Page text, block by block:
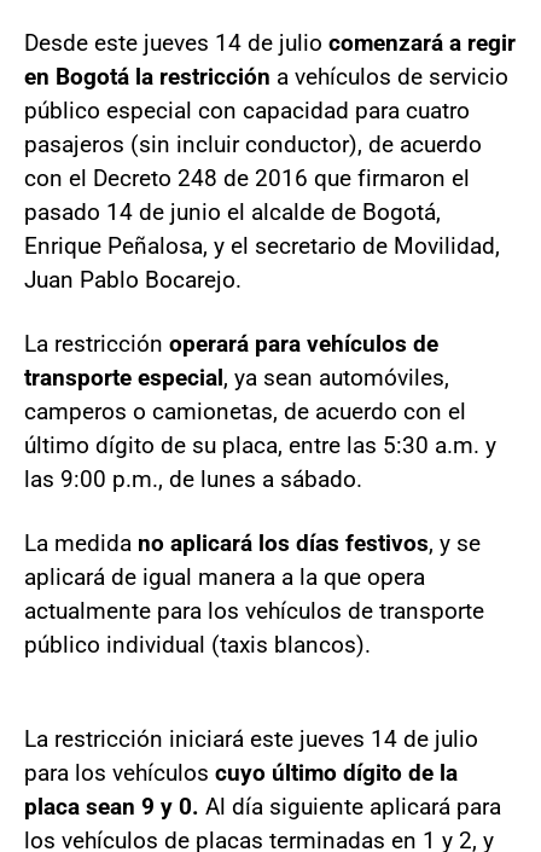
Desde este jueves 14 de julio comenzará a regir
en Bogotá la restricción a vehículos de servicio
público especial con capacidad para cuatro
pasajeros (sin incluir conductor), de acuerdo
con el Decreto 248 de 2016 que firmaron el
pasado 14 de junio el alcalde de Bogotá,
Enrique Peñalosa, y el secretario de Movilidad,
Juan Pablo Bocarejo.
La restricción operará para vehículos de
transporte especial, ya sean automóviles,
camperos o camionetas, de acuerdo con el
último dígito de su placa, entre las 5:30 a.m. y
las 9:00 p.m., de lunes a sábado.
La medida no aplicará los días festivos, y se
aplicará de igual manera a la que opera
actualmente para los vehículos de transporte
público individual (taxis blancos).
La restricción iniciará este jueves 14 de julio
para los vehículos cuyo último dígito de la
placa sean 9 y 0. Al día siguiente aplicará para
los vehículos de placas terminadas en 1 y 2, y